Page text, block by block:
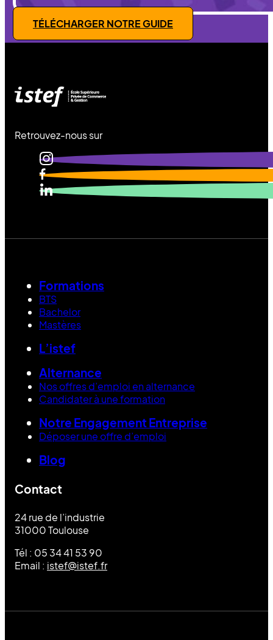
TÉLÉCHARGER NOTRE GUIDE
Retrouvez-nous sur
Formations
BTS
Bachelor
Mastères
L’istef
Alternance
Nos offres d’emploi en alternance
Candidater à une formation
Notre Engagement Entreprise
Déposer une offre d’emploi
Blog
Contact
24 rue de l’industrie
31000 Toulouse
Tél : 05 34 41 53 90
Email : istef@istef.fr